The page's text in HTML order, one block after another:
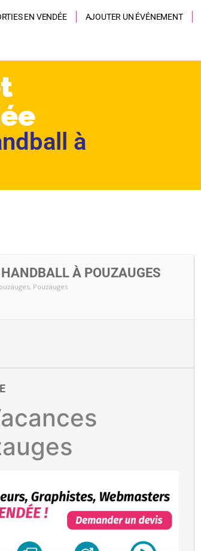
EN VENDÉE AJOUTER UN ÉVÉNEMENT
à
À POUZAUGES
, Pouzauges